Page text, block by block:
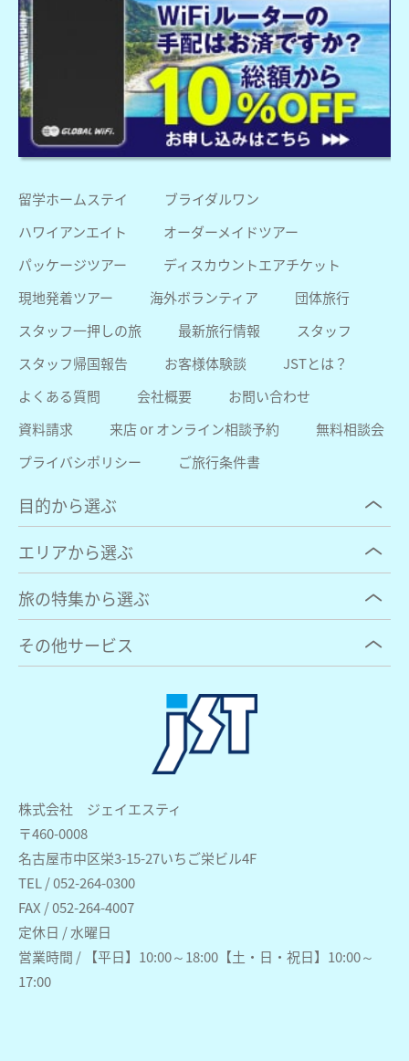
株式会社 ジェイエスティ
〒460-0008
名古屋市中区栄3-15-27いちご栄ビル4F
TEL / 052-264-0300
FAX / 052-264-4007
定休日 / 水曜日
営業時間 / 【平日】10:00～18:00【土・日・祝日】10:00～
17:00
留学ホームステイ
ブライダルワン
ハワイアンエイト
オーダーメイドツアー
パッケージツアー
ディスカウントエアチケット
現地発着ツアー
海外ボランティア
団体旅行
スタッフ一押しの旅
最新旅行情報
スタッフ
スタッフ帰国報告
お客様体験談
JSTとは？
よくある質問
会社概要
お問い合わせ
資料請求
来店 or オンライン相談予約
無料相談会
プライバシポリシー
ご旅行条件書
目的から選ぶ
エリアから選ぶ
旅の特集から選ぶ
その他サービス